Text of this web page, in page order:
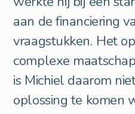
aan de financiering
vraagstukken. Het
complexe
is Michiel daarom
oplossing te komen